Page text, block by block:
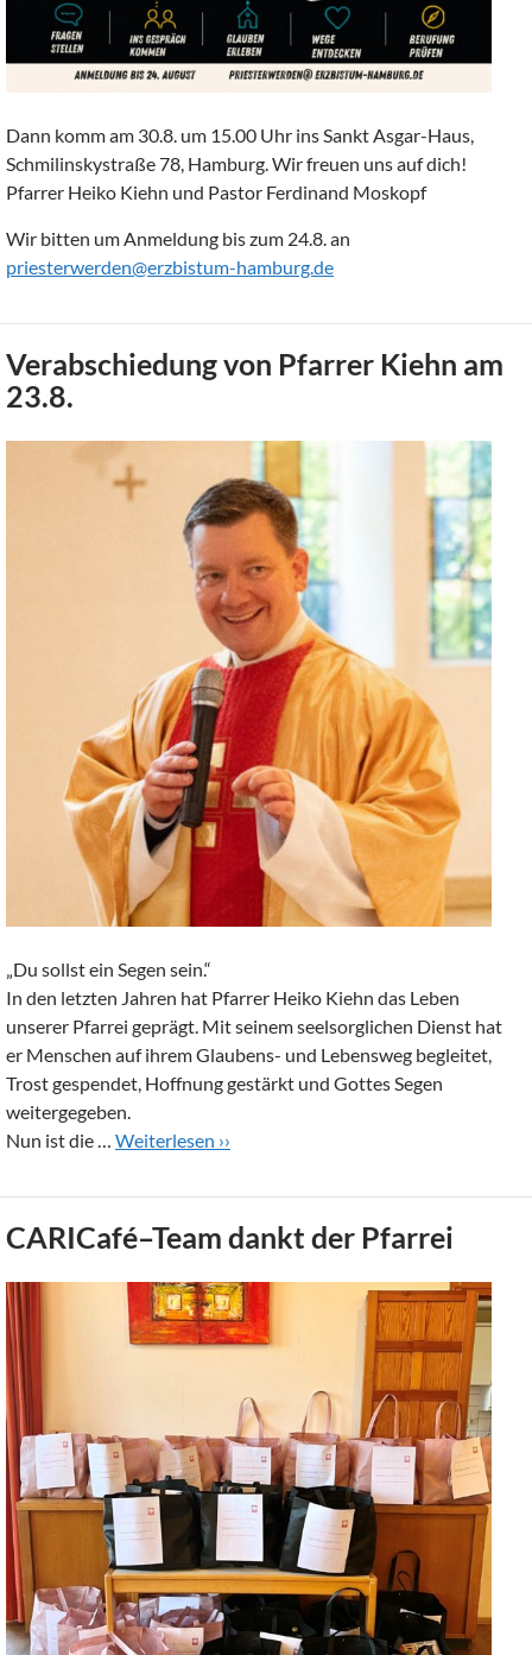
Dann komm am 30.8. um 15.00 Uhr ins Sankt Asgar-Haus,
Schmilinskystraße 78, Hamburg. Wir freuen uns auf dich!
Pfarrer Heiko Kiehn und Pastor Ferdinand Moskopf
Wir bitten um Anmeldung bis zum 24.8. an
priesterwerden@erzbistum-hamburg.de
Verabschiedung von Pfarrer Kiehn am
23.8.
„Du sollst ein Segen sein.“
In den letzten Jahren hat Pfarrer Heiko Kiehn das Leben
unserer Pfarrei geprägt. Mit seinem seelsorglichen Dienst hat
er Menschen auf ihrem Glaubens- und Lebensweg begleitet,
Trost gespendet, Hoffnung gestärkt und Gottes Segen
weitergegeben.
Nun ist die … Weiterlesen ››
CARICafé–Team dankt der Pfarrei